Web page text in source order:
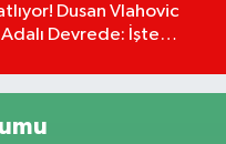
Dusan Vlahovic
Devrede: İşte